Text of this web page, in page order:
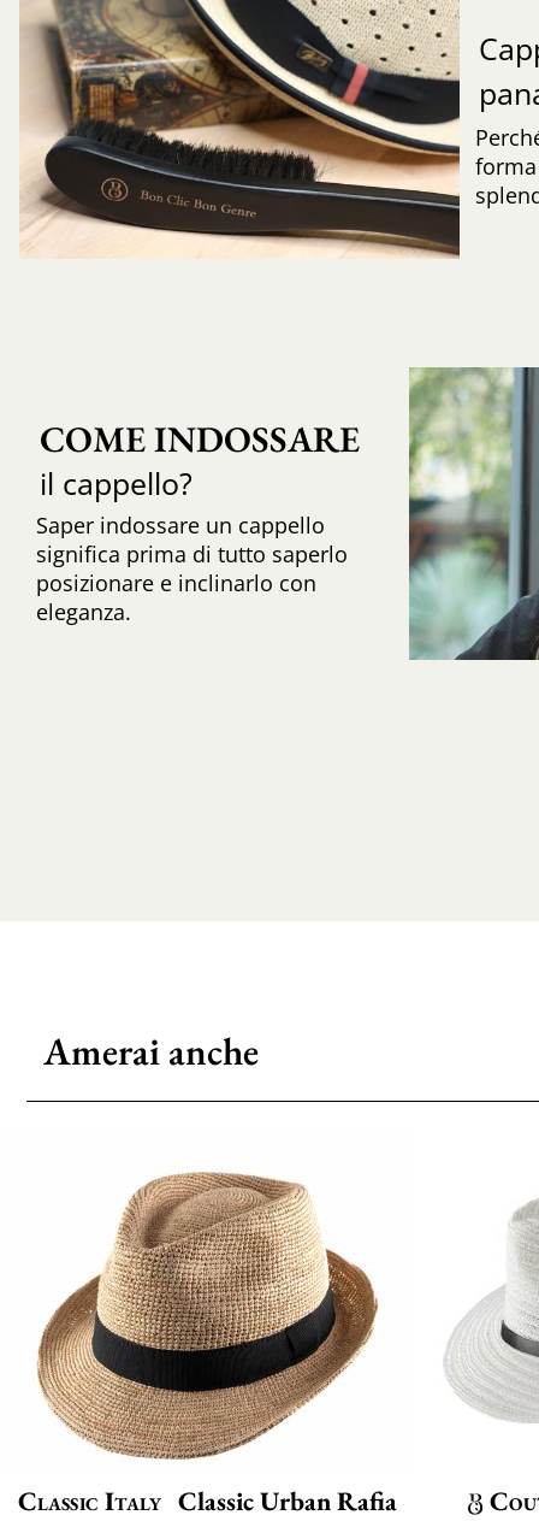
COME INDOSSARE
il cappello?
Saper indossare un cappello
significa prima di tutto saperlo
posizionare e inclinarlo con
eleganza.
Amerai anche
Classic Italy Classic Urban Rafia